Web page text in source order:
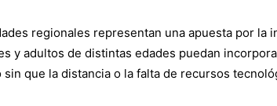
regionales representan una apuesta por la
y adultos de distintas edades puedan
que la distancia o la falta de recursos